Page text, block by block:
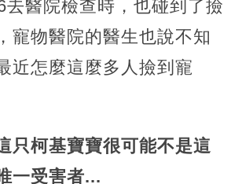
去醫院檢查時，也碰到了撿
寵物醫院的醫生也說不知
近怎麼這麼多人撿到寵
只柯基寶寶很可能不是這
一受害者...